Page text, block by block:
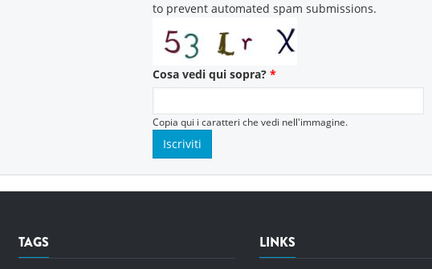
to prevent automated spam submissions.
Cosa vedi qui sopra? *
Copia qui i caratteri che vedi nell'immagine.
TAGS LINKS